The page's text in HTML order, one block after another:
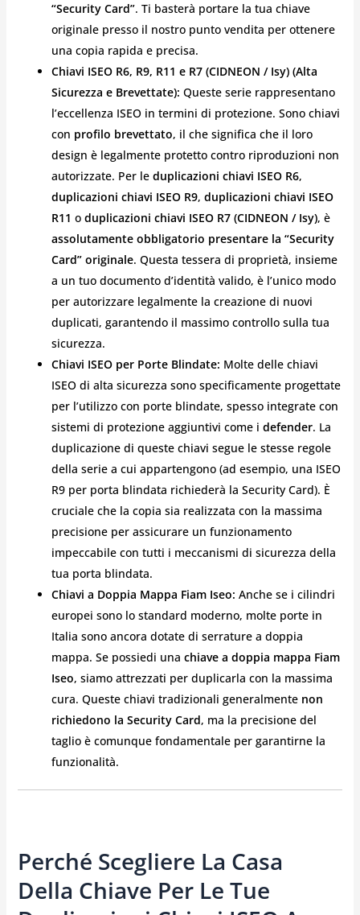
“Security Card”. Ti basterà portare la tua chiave
originale presso il nostro punto vendita per ottenere
una copia rapida e precisa.
Chiavi ISEO R6, R9, R11 e R7 (CIDNEON / Isy) (Alta
Sicurezza e Brevettate): Queste serie rappresentano
l’eccellenza ISEO in termini di protezione. Sono chiavi
con profilo brevettato, il che significa che il loro
design è legalmente protetto contro riproduzioni non
autorizzate. Per le duplicazioni chiavi ISEO R6,
duplicazioni chiavi ISEO R9, duplicazioni chiavi ISEO
R11 o duplicazioni chiavi ISEO R7 (CIDNEON / Isy), è
assolutamente obbligatorio presentare la “Security
Card” originale. Questa tessera di proprietà, insieme
a un tuo documento d’identità valido, è l’unico modo
per autorizzare legalmente la creazione di nuovi
duplicati, garantendo il massimo controllo sulla tua
sicurezza.
Chiavi ISEO per Porte Blindate: Molte delle chiavi
ISEO di alta sicurezza sono specificamente progettate
per l’utilizzo con porte blindate, spesso integrate con
sistemi di protezione aggiuntivi come i defender. La
duplicazione di queste chiavi segue le stesse regole
della serie a cui appartengono (ad esempio, una ISEO
R9 per porta blindata richiederà la Security Card). È
cruciale che la copia sia realizzata con la massima
precisione per assicurare un funzionamento
impeccabile con tutti i meccanismi di sicurezza della
tua porta blindata.
Chiavi a Doppia Mappa Fiam Iseo: Anche se i cilindri
europei sono lo standard moderno, molte porte in
Italia sono ancora dotate di serrature a doppia
mappa. Se possiedi una chiave a doppia mappa Fiam
Iseo, siamo attrezzati per duplicarla con la massima
cura. Queste chiavi tradizionali generalmente non
richiedono la Security Card, ma la precisione del
taglio è comunque fondamentale per garantirne la
funzionalità.
Perché Scegliere La Casa
Della Chiave Per Le Tue